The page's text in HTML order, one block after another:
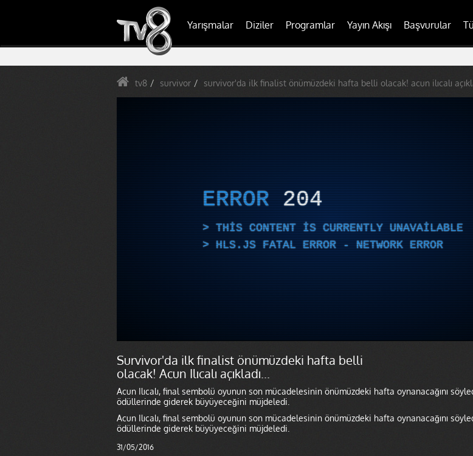
Yarışmalar Diziler Programlar Yayın Akışı Başvurular
tv8 survivor survivor'da ilk finalist önümüzdeki hafta belli olacak! acun ilıcalı
ERROR 204
THIS CONTENT IS CURRENTLY UNAVAILABLE
HLS.JS FATAL ERROR - NETWORK ERROR
Survivor'da ilk finalist önümüzdeki hafta belli
olacak! Acun Ilıcalı açıkladı...
Acun Ilıcalı, final sembolü oyunun son mücadelesinin önümüzdeki hafta oynanacağını
ödüllerinde giderek büyüyeceğini müjdeledi.
Acun Ilıcalı, final sembolü oyunun son mücadelesinin önümüzdeki hafta oynanacağını
ödüllerinde giderek büyüyeceğini müjdeledi.
31/05/2016